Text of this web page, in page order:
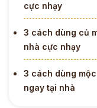
cực nhạy
3 cách dùng củ
nhà cực nhạy
3 cách dùng
ngay tại nhà